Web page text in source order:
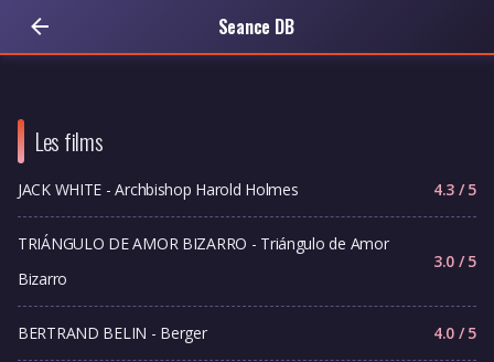
Seance DB
Les films
JACK WHITE - Archbishop Harold Holmes 4.3 / 5
TRIÁNGULO DE AMOR BIZARRO - Triángulo de Amor
Bizarro
3.0 / 5
BERTRAND BELIN - Berger 4.0 / 5